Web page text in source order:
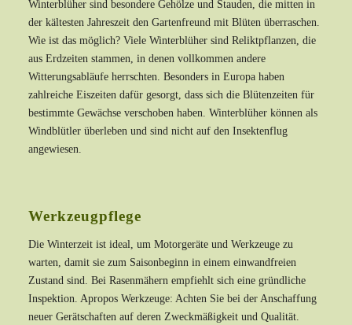
Winterblüher sind besondere Gehölze und Stauden, die mitten in
der kältesten Jahreszeit den Gartenfreund mit Blüten überraschen.
Wie ist das möglich? Viele Winterblüher sind Reliktpflanzen, die
aus Erdzeiten stammen, in denen vollkommen andere
Witterungsabläufe herrschten. Besonders in Europa haben
zahlreiche Eiszeiten dafür gesorgt, dass sich die Blütenzeiten für
bestimmte Gewächse verschoben haben. Winterblüher können als
Windblütler überleben und sind nicht auf den Insektenflug
angewiesen.
Werkzeugpflege
Die Winterzeit ist ideal, um Motorgeräte und Werkzeuge zu
warten, damit sie zum Saisonbeginn in einem einwandfreien
Zustand sind. Bei Rasenmähern empfiehlt sich eine gründliche
Inspektion. Apropos Werkzeuge: Achten Sie bei der Anschaffung
neuer Gerätschaften auf deren Zweckmäßigkeit und Qualität.